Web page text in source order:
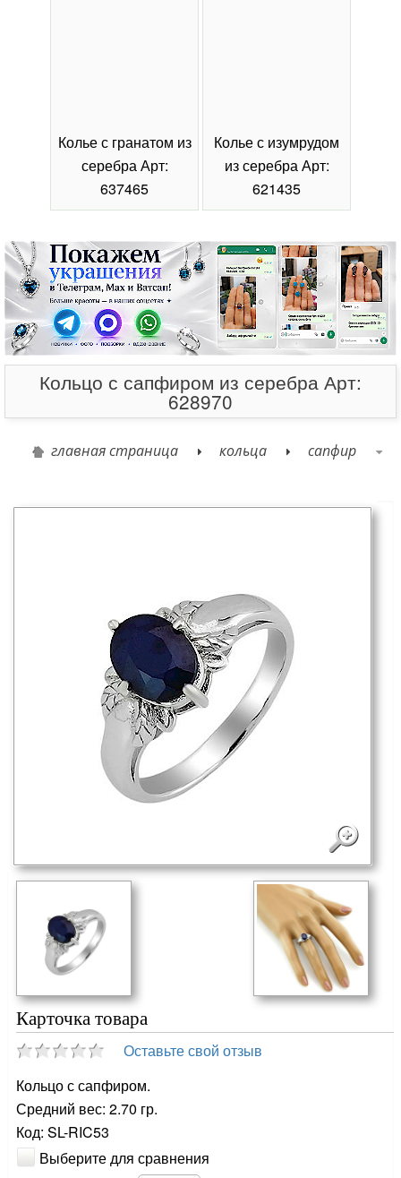
Колье с гранатом из
серебра Арт:
637465
Колье с изумрудом
из серебра Арт:
621435
Кольцо с сапфиром из серебра Арт:
628970
главная страница кольца сапфир
Карточка товара
Оставьте свой отзыв
Кольцо с сапфиром.
Средний вес: 2.70 гр.
Код: SL-RIC53
Выберите для сравнения